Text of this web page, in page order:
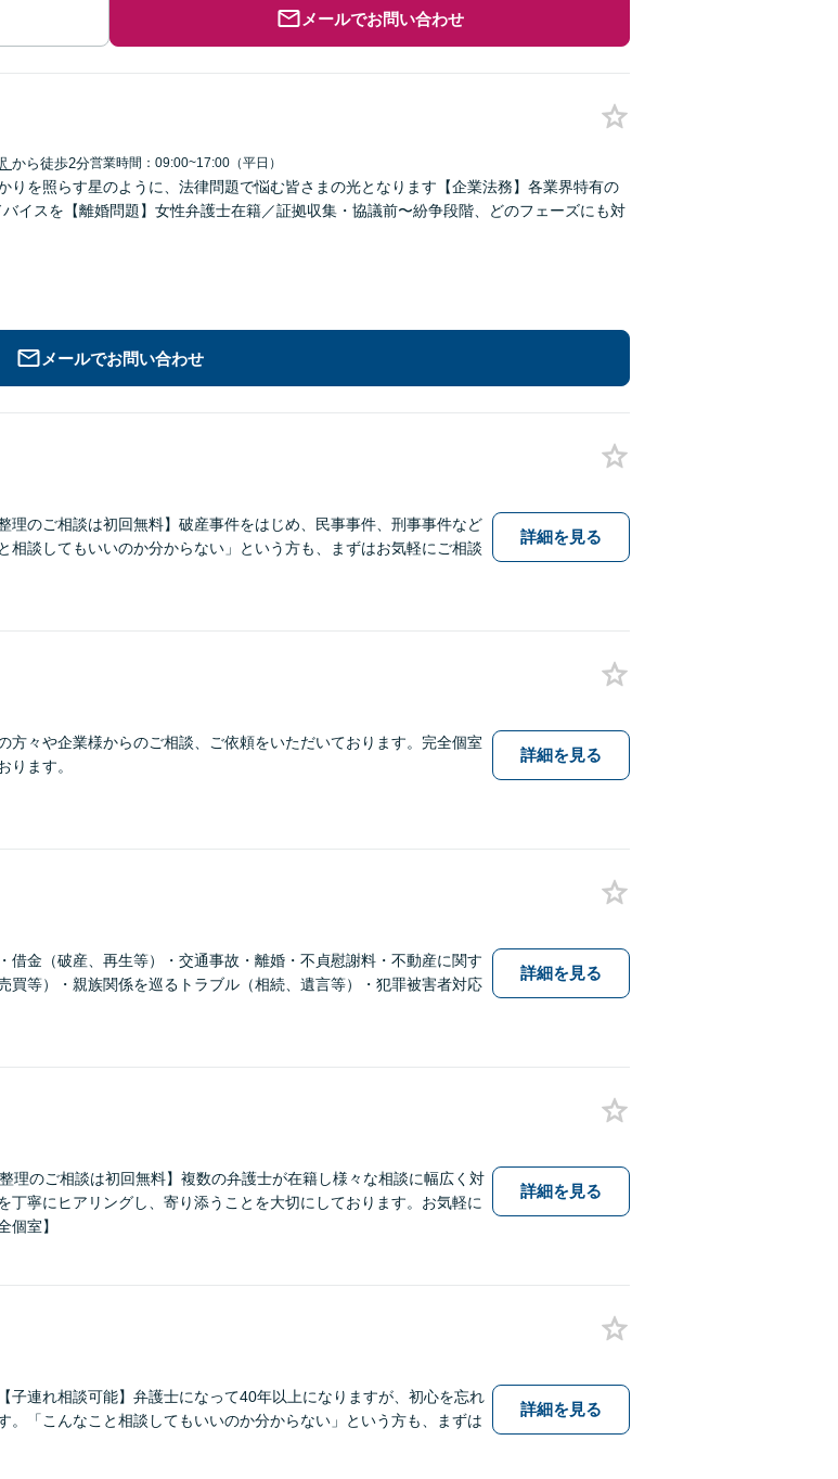
メールでお問い合わせ
から徒歩2分営業時間：09:00~17:00（平日）
りを照らす星のように、法律問題で悩む皆さまの光となります【企業法務】各業界特有の
イスを【離婚問題】女性弁護士在籍／証拠収集・協議前〜紛争段階、どのフェーズにも対
メールでお問い合わせ
理のご相談は初回無料】破産事件をはじめ、民事事件、刑事事件など
相談してもいいのか分からない」という方も、まずはお気軽にご相談
詳細を見る
方々や企業様からのご相談、ご依頼をいただいております。完全個室
ります。
詳細を見る
借金（破産、再生等）・交通事故・離婚・不貞慰謝料・不動産に関す
買等）・親族関係を巡るトラブル（相続、遺言等）・犯罪被害者対応
詳細を見る
理のご相談は初回無料】複数の弁護士が在籍し様々な相談に幅広く対
丁寧にヒアリングし、寄り添うことを大切にしております。お気軽に
個室】
詳細を見る
子連れ相談可能】弁護士になって40年以上になりますが、初心を忘れ
。「こんなこと相談してもいいのか分からない」という方も、まずは
詳細を見る